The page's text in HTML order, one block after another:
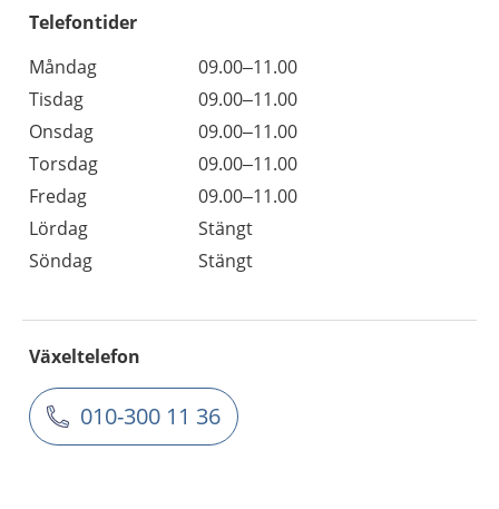
Telefontider
Måndag
09.00–11.00
Tisdag
09.00–11.00
Onsdag
09.00–11.00
Torsdag
09.00–11.00
Fredag
09.00–11.00
Lördag
Stängt
Söndag
Stängt
Växeltelefon
010-300 11 36